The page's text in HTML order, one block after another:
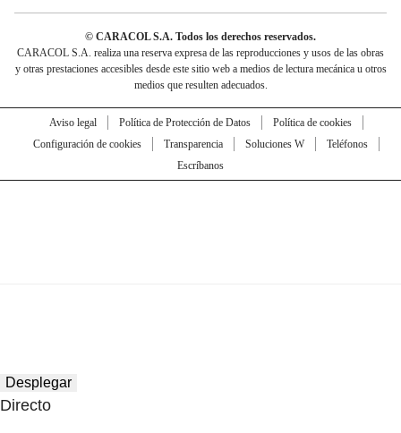
© CARACOL S.A. Todos los derechos reservados.
CARACOL S.A. realiza una reserva expresa de las reproducciones y usos de las obras
y otras prestaciones accesibles desde este sitio web a medios de lectura mecánica u otros
medios que resulten adecuados.
Aviso legal Política de Protección de Datos
Política de cookies
Configuración de cookies
Transparencia Soluciones W
Teléfonos
Escríbanos
Desplegar
Directo